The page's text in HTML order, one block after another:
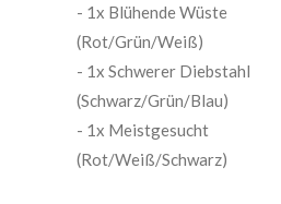
- 1x Blühende Wüste
(Rot/Grün/Weiß)
- 1x Schwerer Diebstahl
(Schwarz/Grün/Blau)
- 1x Meistgesucht
(Rot/Weiß/Schwarz)